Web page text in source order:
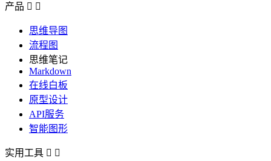
产品  
思维导图
流程图
思维笔记
Markdown
在线白板
原型设计
API服务
智能图形
实用工具  